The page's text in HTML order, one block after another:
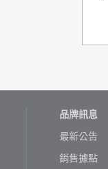
品牌訊息
最新公告
銷售據點